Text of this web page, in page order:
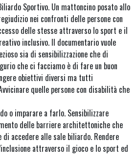
Sportivo. Un mattoncino posato allo
nei confronti delle persone con
delle stesse attraverso lo sport e il
inclusivo. Il documentario vuole
sia di sensibilizzazione che di
che ci facciamo è di fare un buon
obiettivi diversi ma tutti
quelle persone con disabilità che
o imparare a farlo. Sensibilizzare
delle barriere architettoniche che
di accedere alle sale biliardo. Rendere
attraverso il gioco e lo sport ed